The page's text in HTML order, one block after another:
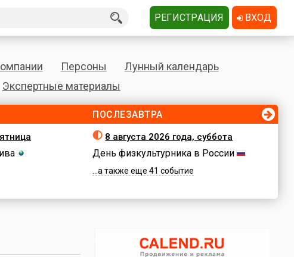
Персоны
Лунный календарь
Экспертные материалы
ПОСЛЕЗАВТРА
8 августа 2026 года, суббота
День физкультурника в России
...а также еще 41 событие
РЕГИСТРАЦИЯ ВХОД